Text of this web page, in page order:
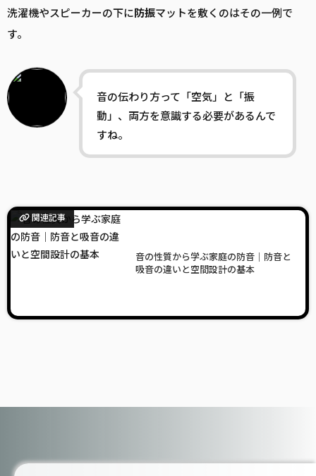
洗濯機やスピーカーの下に防振マットを敷くのはその一例で
す。
音の伝わり方って「空気」と「振
動」、両方を意識する必要があるんで
すね。
関連記事
音の性質から学ぶ家庭の防音｜防音と
吸音の違いと空間設計の基本